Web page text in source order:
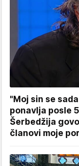
"Moj sin se
ponavlja posle
Šerbedžija
članovi moje